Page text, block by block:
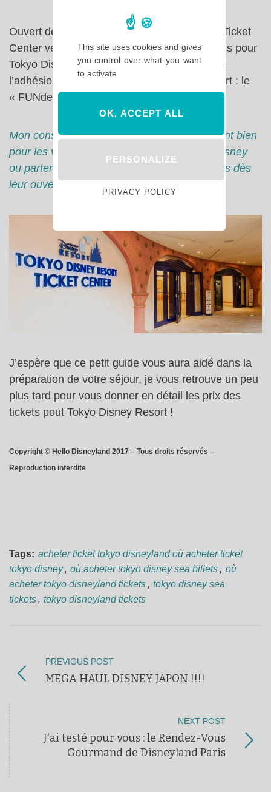
Ouvert de 8h à 21h, le Tokyo Disney Resort Ticket
Center vend également les Passeports Anuels pour
Tokyo Disneyland et/ou Disney Sea ainsi que
l’adhésion au fan club de Tokyo Disney Resort : le
« FUNderful Disney ».
Mon conseil : cette option me semble vraiment bien
pour les visiteurs arrivant la veille en hôtel Disney
ou partenaires et souhaitant être sur les parcs dès
leur ouverture tôt le matin !
J’espère que ce petit guide vous aura aidé dans la
préparation de votre séjour, je vous retrouve un peu
plus tard pour vous donner en détail les prix des
tickets pout Tokyo Disney Resort !
Copyright © Hello Disneyland 2017 – Tous droits réservés –
Reproduction interdite
Tags: acheter ticket tokyo disneyland où acheter ticket
tokyo disney
où acheter tokyo disney sea billets
où
acheter tokyo disneyland tickets
tokyo disney sea
tickets
tokyo disneyland tickets
PREVIOUS POST
MEGA HAUL DISNEY JAPON !!!!
NEXT POST
J'ai testé pour vous : le Rendez-Vous
Gourmand de Disneyland Paris
This site uses cookies and gives
you control over what you want
to activate
OK, ACCEPT ALL
PERSONALIZE
PRIVACY POLICY